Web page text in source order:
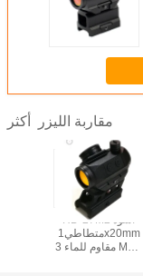
مقاربة الليزر
HD-27M2 أسود
متطاطي1x20mm
مقاوم للماء 3 MOA